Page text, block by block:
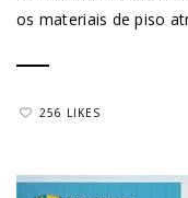
os materiais de piso
256 LIKES